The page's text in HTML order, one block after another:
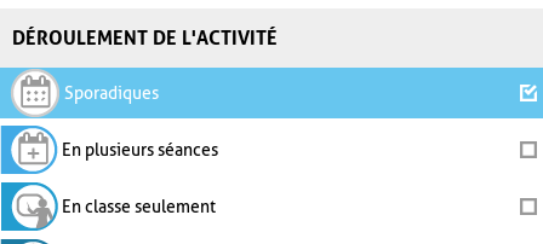
DÉROULEMENT DE L'ACTIVITÉ
Sporadiques
En plusieurs séances
En classe seulement